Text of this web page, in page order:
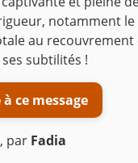
notamment le
au recouvrement
subtilités !
ce message
, par Fadia